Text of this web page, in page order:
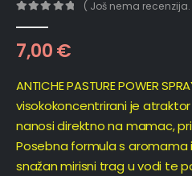
( Još nema recenzija.
7,00€
ANTICHE PASTURE POWER
visokokoncentrirani je
nanosi direktno na mamac,
Posebna formula s
snažan mirisni trag u vodi te